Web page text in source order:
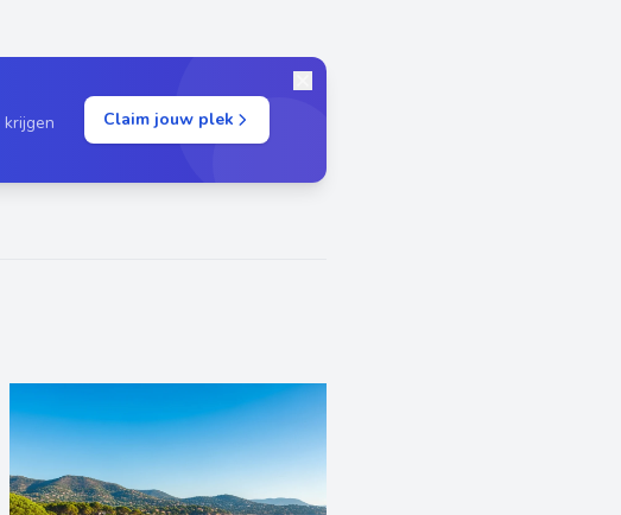
krijgen
Claim jouw plek